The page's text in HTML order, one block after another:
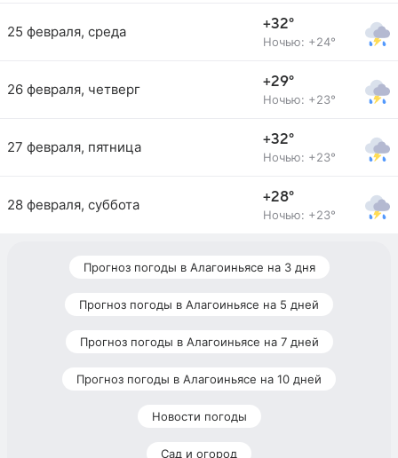
25 февраля, среда +32°
Ночью: +24°
26 февраля, четверг +29°
Ночью: +23°
27 февраля, пятница +32°
Ночью: +23°
28 февраля, суббота +28°
Ночью: +23°
Прогноз погоды в Алагоиньясе на 3 дня
Прогноз погоды в Алагоиньясе на 5 дней
Прогноз погоды в Алагоиньясе на 7 дней
Прогноз погоды в Алагоиньясе на 10 дней
Новости погоды
Сад и огород